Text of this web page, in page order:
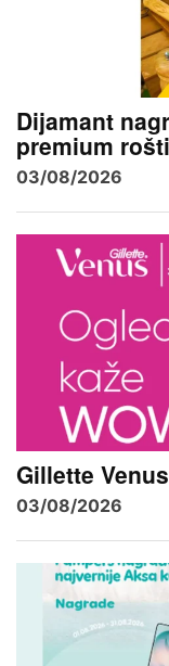
Dijamant
premium
03/08/2026
Gillette
03/08/2026